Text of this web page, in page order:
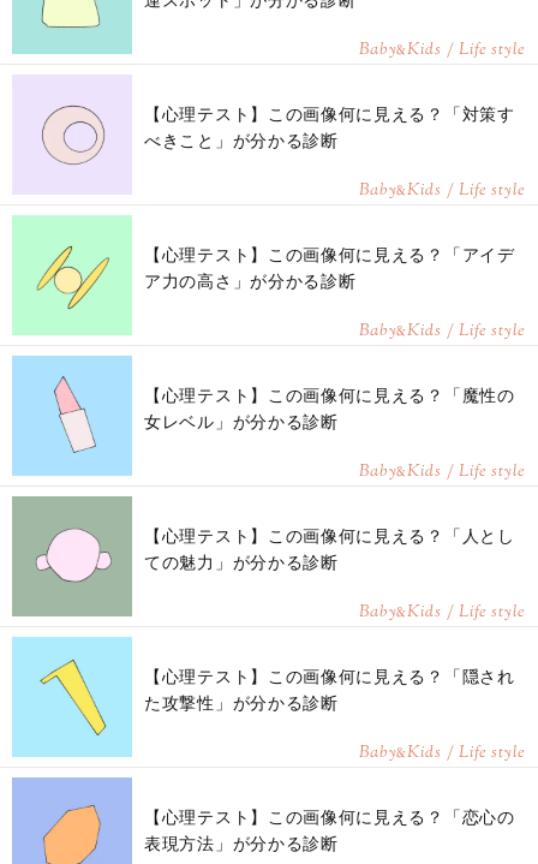
Baby&Kids / Life style
【心理テスト】この画像何に見える？「対策す
べきこと」が分かる診断
Baby&Kids / Life style
【心理テスト】この画像何に見える？「アイデ
ア力の高さ」が分かる診断
Baby&Kids / Life style
【心理テスト】この画像何に見える？「魔性の
女レベル」が分かる診断
Baby&Kids / Life style
【心理テスト】この画像何に見える？「人とし
ての魅力」が分かる診断
Baby&Kids / Life style
【心理テスト】この画像何に見える？「隠され
た攻撃性」が分かる診断
Baby&Kids / Life style
【心理テスト】この画像何に見える？「恋心の
表現方法」が分かる診断